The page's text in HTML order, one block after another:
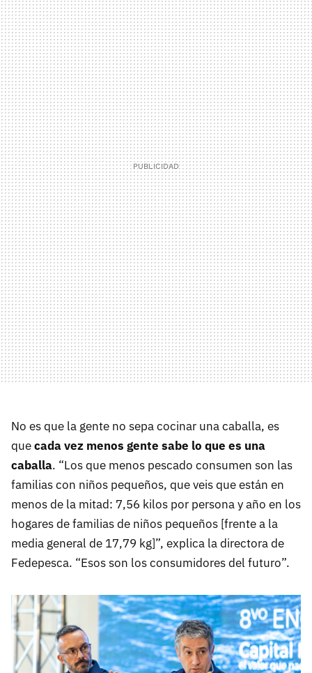
No es que la gente no sepa cocinar una caballa, es
quecada vez menos gente sabe lo que es una
caballa. “Los que menos pescado consumen son las
familias con niños pequeños, que veis que están en
menos de la mitad: 7,56 kilos por persona y año en los
hogares de familias de niños pequeños [frente a la
media general de 17,79 kg]”, explica la directora de
Fedepesca. “Esos son los consumidores del futuro”.